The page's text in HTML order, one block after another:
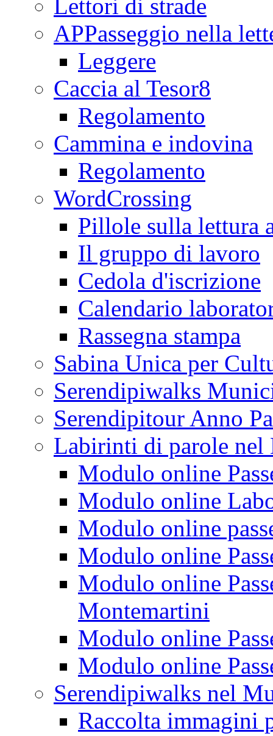
Lettori di strade
APPasseggio nella
Leggere
Caccia al Tesor8
Regolamento
Cammina e indovina
Regolamento
WordCrossing
Pillole sulla lettura
Il gruppo di lavoro
Cedola d'iscrizione
Calendario
Rassegna stampa
Sabina Unica per
Serendipiwalks
Serendipitour Anno
Labirinti di parole
Modulo online
Modulo online
Modulo online
Modulo online
Modulo online
Montemartini
Modulo online
Modulo online
Serendipiwalks nel
Raccolta immagini